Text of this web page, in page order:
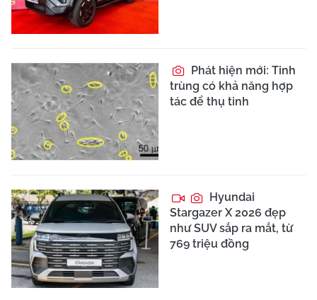
Phát hiện mới: Tinh
trùng có khả năng hợp
tác để thụ tinh
Hyundai
Stargazer X 2026 đẹp
như SUV sắp ra mắt, từ
769 triệu đồng